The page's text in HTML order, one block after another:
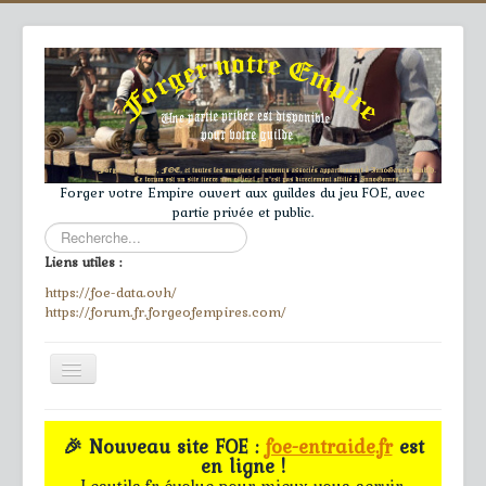
Forger votre Empire ouvert aux guildes du jeu FOE, avec
partie privée et public.
Rechercher
Liens utiles :
https://foe-data.ovh/
https://forum.fr.forgeofempires.com/
Toggle
Navigation
≡
Accueil
🎉 Nouveau site FOE :foe-entraide.frest
en ligne !